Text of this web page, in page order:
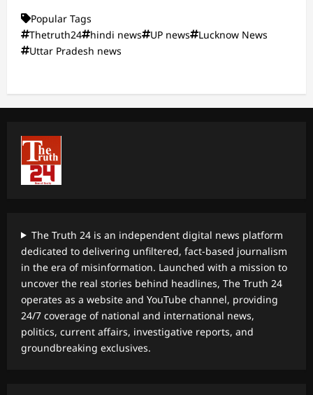
Popular Tags
Thetruth24
hindi news UP news
Lucknow News
Uttar Pradesh news
The Truth 24 is an independent digital news platform
dedicated to delivering unfiltered, fact-based journalism
in the era of misinformation. Launched with a mission to
uncover the real stories behind headlines, The Truth 24
operates as a website and YouTube channel, providing
24/7 coverage of national and international news,
politics, current affairs, investigative reports, and
groundbreaking exclusives.